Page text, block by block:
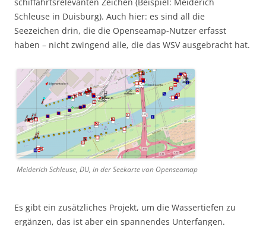
Schleuse in Duisburg). Auch hier: es sind all die
Seezeichen drin, die die Openseamap-Nutzer erfasst
haben – nicht zwingend alle, die das WSV ausgebracht hat.
Meiderich Schleuse, DU, in der Seekarte von Openseamap
Es gibt ein zusätzliches Projekt, um die Wassertiefen zu
ergänzen, das ist aber ein spannendes Unterfangen.